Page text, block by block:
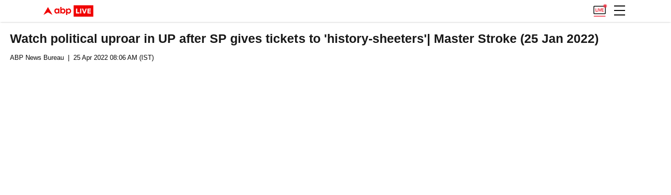
Watch political uproar in UP after SP gives tickets to 'history-sheeters'| Master Stroke (25 Jan 2022)
ABP News Bureau | 25 Apr 2022 08:06 AM (IST)